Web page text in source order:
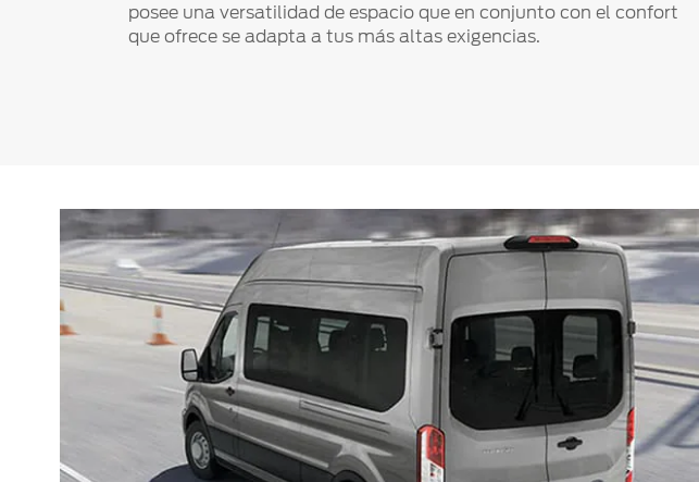
posee una versatilidad de espacio que en conjunto con el confort
que ofrece se adapta a tus más altas exigencias.